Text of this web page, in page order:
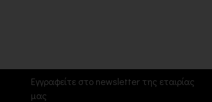
Εγγραφείτε στο newsletter της εταιρίας
μας